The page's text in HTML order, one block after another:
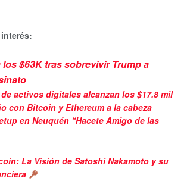
$63K tras sobrevivir Trump a
activos digitales alcanzan los $17.8 mil
con Bitcoin y Ethereum a la cabeza
en Neuquén “Hacete Amigo de las
La Visión de Satoshi Nakamoto y su